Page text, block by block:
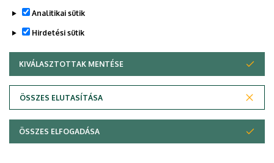
Adatvédelem
Szerzői jog © 2026 Unideb
Analitikai sütik
Hirdetési sütik
KIVÁLASZTOTTAK MENTÉSE
ÖSSZES ELUTASÍTÁSA
WITHDRAW CONSENT
ÖSSZES ELFOGADÁSA